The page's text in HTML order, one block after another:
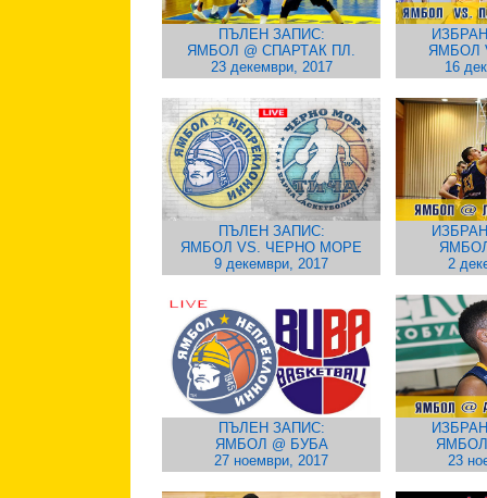
ПЪЛЕН ЗАПИС:
ЯМБОЛ @ СПАРТАК ПЛ.
23 декември, 2017
ЯМБОЛ
16
ПЪЛЕН ЗАПИС:
ЯМБОЛ VS. ЧЕРНО МОРЕ
9 декември, 2017
2
ПЪЛЕН ЗАПИС:
ЯМБОЛ @ БУБА
27 ноември, 2017
ЯМБОЛ
23